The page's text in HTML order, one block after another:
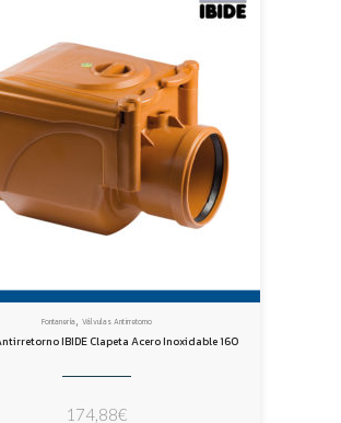
Fontanería, Válvulas Antirretorno
IBIDE Clapeta Acero Inoxidable 160
174,88€